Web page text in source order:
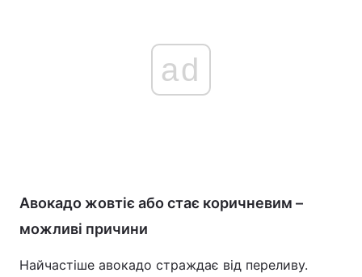
ad
Авокадо жовтіє або стає коричневим –
можливі причини
Найчастіше авокадо страждає від переливу.